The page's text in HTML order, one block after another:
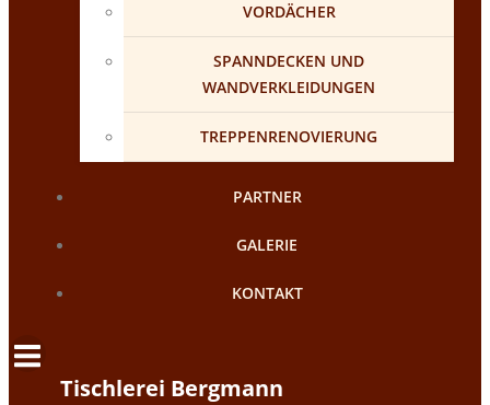
VORDÄCHER
SPANNDECKEN UND
WANDVERKLEIDUNGEN
TREPPENRENOVIERUNG
PARTNER
GALERIE
KONTAKT
Tischlerei Bergmann